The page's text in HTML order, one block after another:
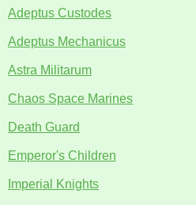
Adeptus Custodes
Adeptus Mechanicus
Astra Militarum
Chaos Space Marines
Death Guard
Emperor's Children
Imperial Knights